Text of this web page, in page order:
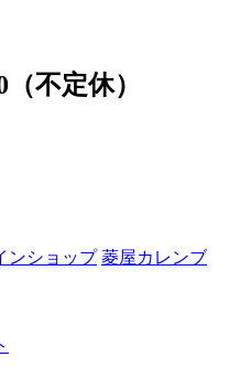
不定休）
菱屋カレンブ